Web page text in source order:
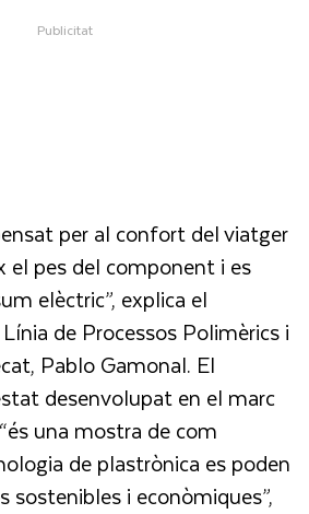
per al confort del viatger
el pes del component i es
elèctric”, explica el
de Processos Polimèrics i
Pablo Gamonal. El
desenvolupat en el marc
una mostra de com
de plastrònica es poden
sostenibles i econòmiques”,